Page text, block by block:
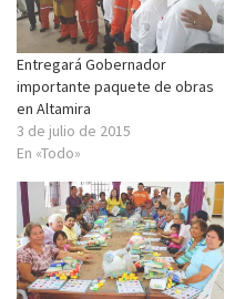
Entregará Gobernador
importante paquete de obras
en Altamira
3 de julio de 2015
En «Todo»